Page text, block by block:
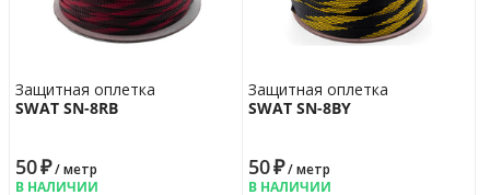
Защитная оплетка
SWAT SN-8RB
50₽/ метр
В НАЛИЧИИ
Защитная оплетка
SWAT SN-8BY
50₽/ метр
В НАЛИЧИИ